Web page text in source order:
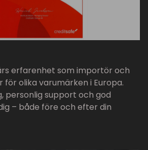
erfarenhet som importör och
för olika varumärken i Europa.
personlig support och god
– både före och efter din